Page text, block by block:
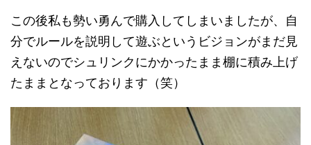
この後私も勢い勇んで購入してしまいましたが、自
分でルールを説明して遊ぶというビジョンがまだ見
えないのでシュリンクにかかったまま棚に積み上げ
たままとなっております（笑）